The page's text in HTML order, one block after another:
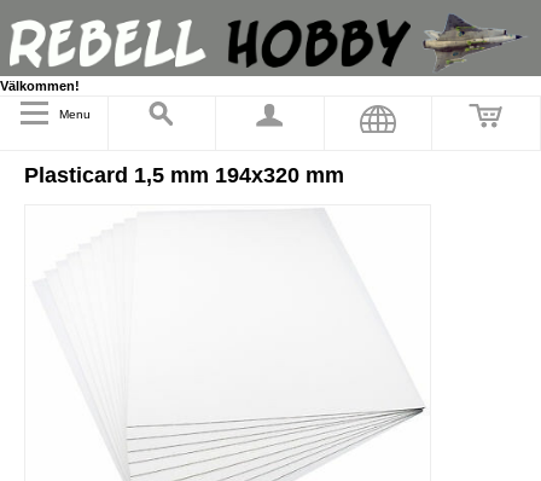
Välkommen!
Menu
Plasticard 1,5 mm 194x320 mm